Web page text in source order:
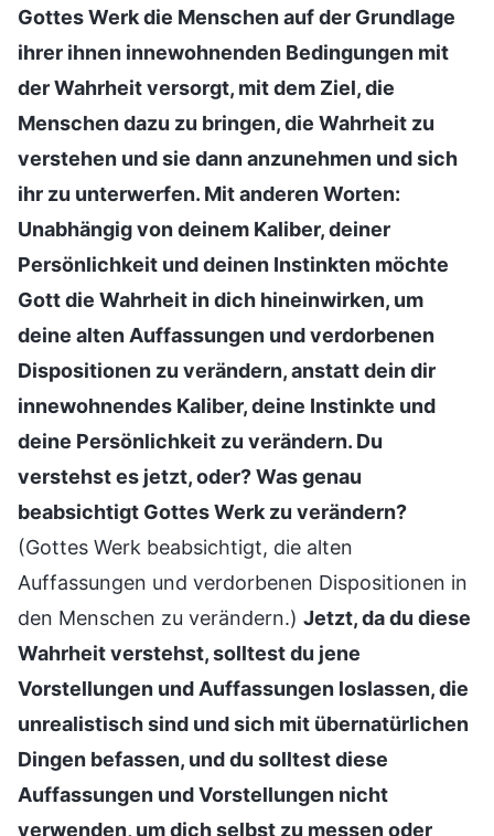
Gottes Werk die Menschen auf der Grundlage
ihrer ihnen innewohnenden Bedingungen mit
der Wahrheit versorgt, mit dem Ziel, die
Menschen dazu zu bringen, die Wahrheit zu
verstehen und sie dann anzunehmen und sich
ihr zu unterwerfen. Mit anderen Worten:
Unabhängig von deinem Kaliber, deiner
Persönlichkeit und deinen Instinkten möchte
Gott die Wahrheit in dich hineinwirken, um
deine alten Auffassungen und verdorbenen
Dispositionen zu verändern, anstatt dein dir
innewohnendes Kaliber, deine Instinkte und
deine Persönlichkeit zu verändern. Du
verstehst es jetzt, oder? Was genau
beabsichtigt Gottes Werk zu verändern?
(Gottes Werk beabsichtigt, die alten
Auffassungen und verdorbenen Dispositionen in
den Menschen zu verändern.) Jetzt, da du diese
Wahrheit verstehst, solltest du jene
Vorstellungen und Auffassungen loslassen, die
unrealistisch sind und sich mit übernatürlichen
Dingen befassen, und du solltest diese
Auffassungen und Vorstellungen nicht
verwenden, um dich selbst zu messen oder